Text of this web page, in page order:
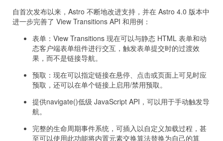
自首次发布以来，Astro 不断地改进支持，并在 Astro 4.0 版本中
进一步完善了 View Transitions API 和用例：
表单：View Transitions 现在可以与静态 HTML 表单和动
态客户端表单组件进行交互，触发表单提交时的过渡效
果，而不是链接导航。
预取：现在可以指定链接在悬停、点击或页面上可见时应
预取，还可以在单个链接上启用/禁用预取。
提供navigate()低级 JavaScript API，可以用于手动触发导
航。
完整的生命周期事件系统，可插入以自定义加载过程，甚
至可以使用此功能将内置元素交换算法替换为自己的算